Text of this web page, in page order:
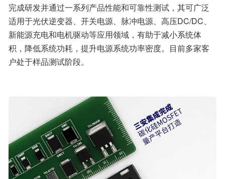
完成研发并通过一系列产品性能和可靠性测试，其可广泛
适用于光伏逆变器、开关电源、脉冲电源、高压DC/DC、
新能源充电和电机驱动等应用领域，有助于减小系统体
积，降低系统功耗，提升电源系统功率密度。目前多家客
户处于样品测试阶段。